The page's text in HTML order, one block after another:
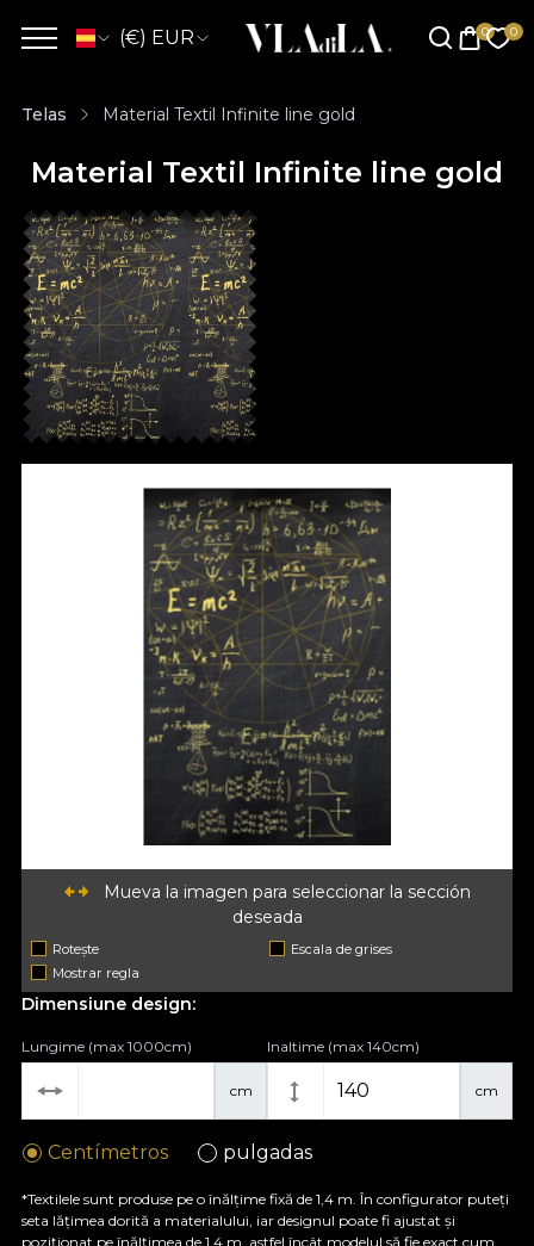
(€) EUR
Telas Material Textil Infinite line gold
Material Textil Infinite line gold
Mueva la imagen para seleccionar la sección
deseada
Rotește
Escala de grises
Mostrar regla
Dimensiune design:
cm
Lungime (max 1000cm)
cm
Inaltime (max 140cm)
Centímetros pulgadas
*Textilele sunt produse pe o înălțime fixă de 1,4 m. În configurator puteți
seta lățimea dorită a materialului, iar designul poate fi ajustat și
poziționat pe înălțimea de 1,4 m, astfel încât modelul să fie exact cum